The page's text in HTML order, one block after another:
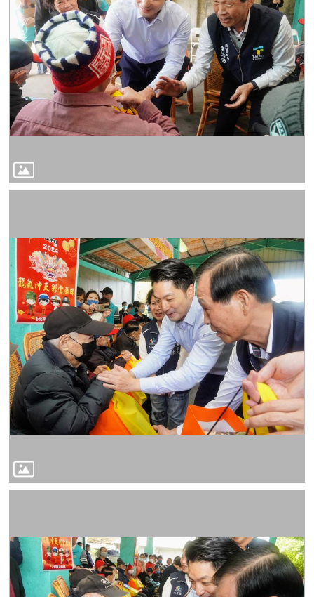
答
雙
語
詞
彙
臺
北
政
府
資
開
放
告
網
站
安
全
政
策
私
權
保
策
聯
絡